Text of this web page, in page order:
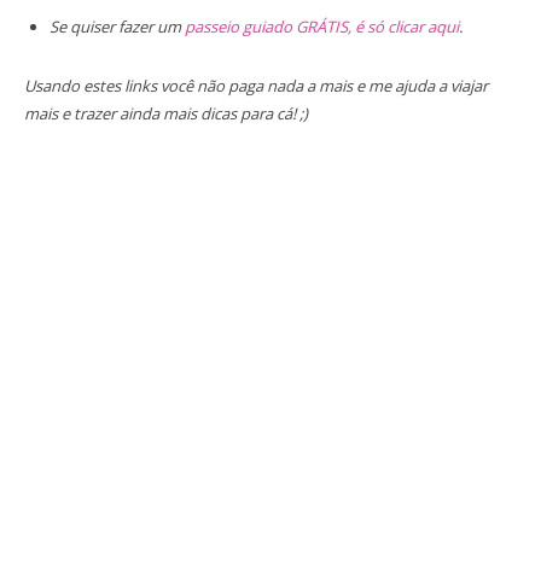
Se quiser fazer umpasseio guiado GRÁTIS, é só clicar aqui.
Usando estes links você não paga nada a mais e me ajuda a viajar
mais e trazer ainda mais dicas para cá! ;)